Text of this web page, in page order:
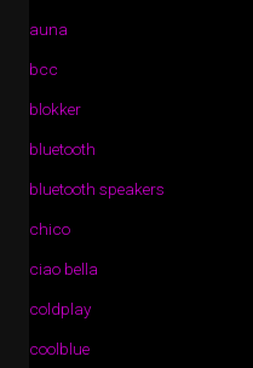
auna
bcc
blokker
bluetooth
bluetooth speakers
chico
ciao bella
coldplay
coolblue